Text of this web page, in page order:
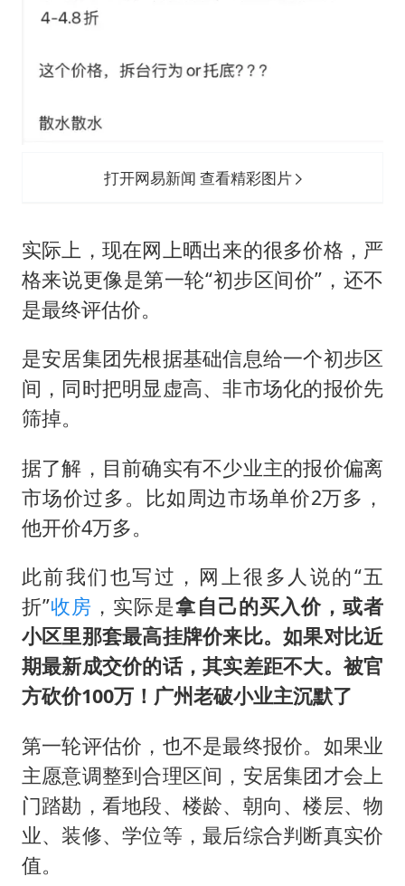
打开网易新闻 查看精彩图片
实际上，现在网上晒出来的很多价格，严
格来说更像是第一轮“初步区间价”，还不
是最终评估价。
是安居集团先根据基础信息给一个初步区
间，同时把明显虚高、非市场化的报价先
筛掉。
据了解，目前确实有不少业主的报价偏离
市场价过多。比如周边市场单价2万多，
他开价4万多。
此前我们也写过，网上很多人说的“五
折”收房 ，实际是拿自己的买入价，或者
小区里那套最高挂牌价来比。如果对比近
期最新成交价的话，其实差距不大。被官
方砍价100万！广州老破小业主沉默了
第一轮评估价，也不是最终报价。如果业
主愿意调整到合理区间，安居集团才会上
门踏勘，看地段、楼龄、朝向、楼层、物
业、装修、学位等，最后综合判断真实价
值。